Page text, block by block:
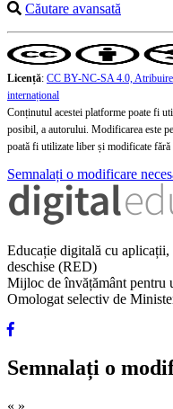
Căutare avansată
Licență: CC BY-NC-SA 4.0,
internațional
Conținutul acestei platforme poate fi
posibil, a autorului. Modificarea este
poată fi utilizate liber și modificate fără
Semnalați o modificare
Educație digitală cu aplicații,
deschise (RED)
Mijloc de învățământ pentru
Omologat selectiv de
Semnalați o